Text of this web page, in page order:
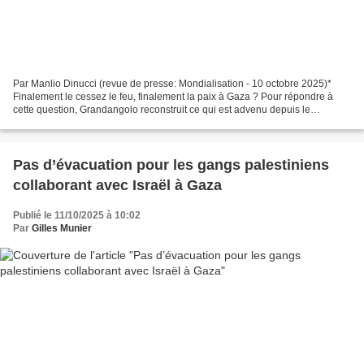
Par Manlio Dinucci (revue de presse: Mondialisation - 10 octobre 2025)*
Finalement le cessez le feu, finalement la paix à Gaza ? Pour répondre à
cette question, Grandangolo reconstruit ce qui est advenu depuis le
Pas d’évacuation pour les gangs palestiniens
collaborant avec Israël à Gaza
Publié le 11/10/2025 à 10:02
Par Gilles Munier